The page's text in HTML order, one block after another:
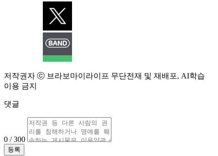
저작권자 ⓒ 브라보마이라이프 무단전재 및 재배포, AI학습
이용 금지
댓글
0 / 300